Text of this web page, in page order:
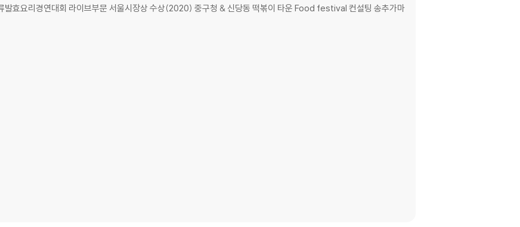
발효요리경연대회 라이브부문 서울시장상 수상(2020) 중구청 & 신당동 떡볶이 타운 Food festival 컨설팅 송추가마